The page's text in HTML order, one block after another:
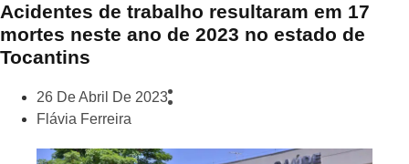
Acidentes de trabalho resultaram em 17
mortes neste ano de 2023 no estado de
Tocantins
26 De Abril De 2023
Flávia Ferreira